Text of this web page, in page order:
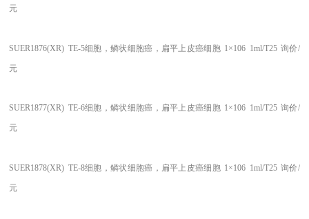
元
SUER1876(XR) TE-5细胞，鳞状细胞癌，扁平上皮癌细胞 1×106 1ml/T25 询价/
元
SUER1877(XR) TE-6细胞，鳞状细胞癌，扁平上皮癌细胞 1×106 1ml/T25 询价/
元
SUER1878(XR) TE-8细胞，鳞状细胞癌，扁平上皮癌细胞 1×106 1ml/T25 询价/
元